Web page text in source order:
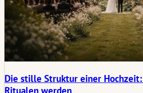
Die stille Struktur einer